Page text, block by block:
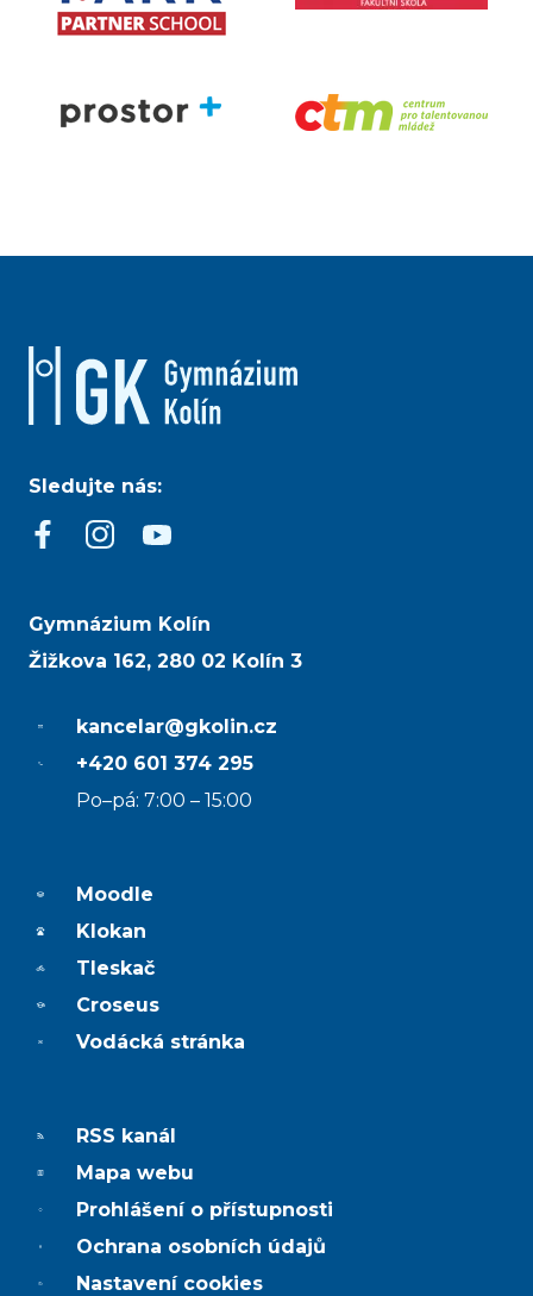
Sledujte nás:
Gymnázium Kolín
Žižkova 162, 280 02 Kolín 3
kancelar@gkolin.cz
+420 601 374 295
Po–pá: 7:00 – 15:00
Moodle
Klokan
Tleskač
Croseus
Vodácká stránka
RSS kanál
Mapa webu
Prohlášení o přístupnosti
Ochrana osobních údajů
Nastavení cookies